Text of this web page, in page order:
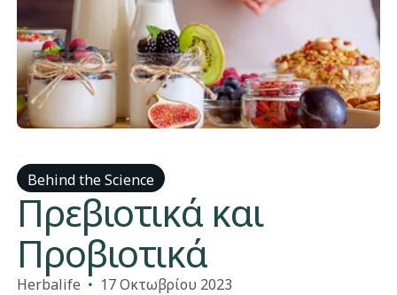
Behind the Science
Πρεβιοτικά και
Προβιοτικά
​​Herbalife​ 17 Οκτωβρίου 2023